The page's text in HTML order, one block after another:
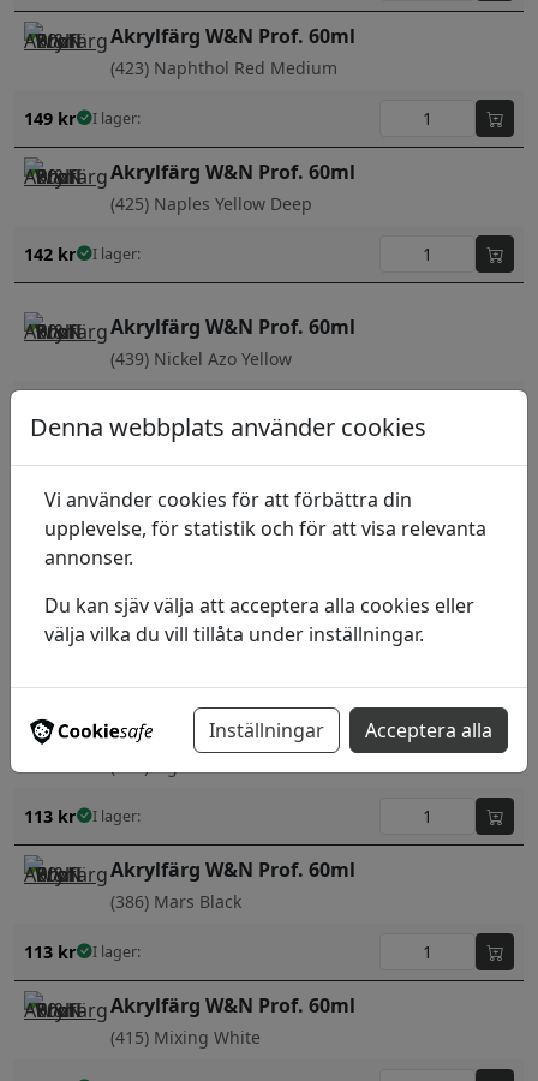
Akrylfärg W&N Prof. 60ml
(423) Naphthol Red Medium
149 kr I lager:
Akrylfärg W&N Prof. 60ml
(425) Naples Yellow Deep
142 kr I lager:
Akrylfärg W&N Prof. 60ml
(439) Nickel Azo Yellow
Akrylfärg W&N Prof. 60ml
(331) Ivory Black
kr
Akrylfärg W&N Prof. 60ml
(346) Lemon Yellow
Akrylfärg W&N Prof. 60ml
113 kr I lager:
Akrylfärg W&N Prof. 60ml
(386) Mars Black
113 kr I lager:
Akrylfärg W&N Prof. 60ml
(415) Mixing White
Denna webbplats använder cookies
Vi använder cookies för att förbättra din
upplevelse, för statistik och för att visa relevanta
annonser.
Du kan sjäv välja att acceptera alla cookies eller
välja vilka du vill tillåta under inställningar.
Inställningar Acceptera alla